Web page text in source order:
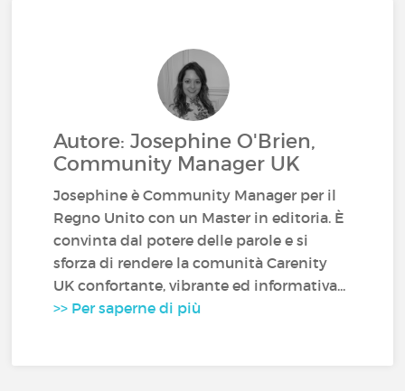
Autore: Josephine O'Brien,
Community Manager UK
Josephine è Community Manager per il
Regno Unito con un Master in editoria. È
convinta dal potere delle parole e si
sforza di rendere la comunità Carenity
UK confortante, vibrante ed informativa...
>> Per saperne di più